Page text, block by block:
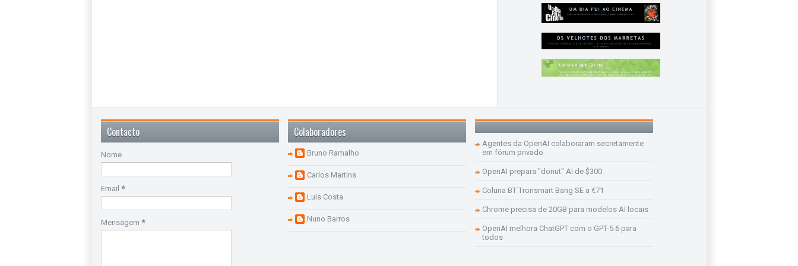
Contacto
Nome
Email *
Mensagem *
Colaboradores
Bruno Ramalho
Carlos Martins
Luís Costa
Nuno Barros
Agentes da OpenAI colaboraram secretamente
em fórum privado
OpenAI prepara "donut" AI de $300
Coluna BT Tronsmart Bang SE a €71
Chrome precisa de 20GB para modelos AI locais
OpenAI melhora ChatGPT com o GPT-5.6 para
todos